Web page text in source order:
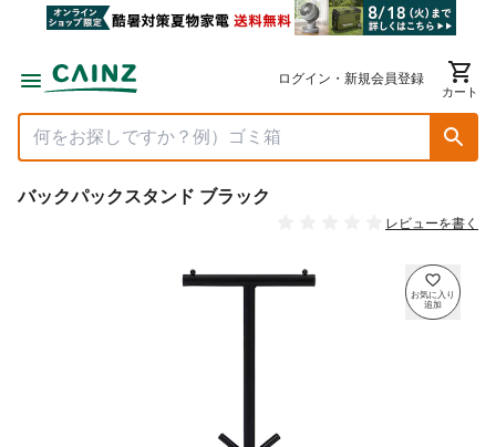
ログイン・新規会員登録
カート
バックパックスタンド ブラック
レビューを書く